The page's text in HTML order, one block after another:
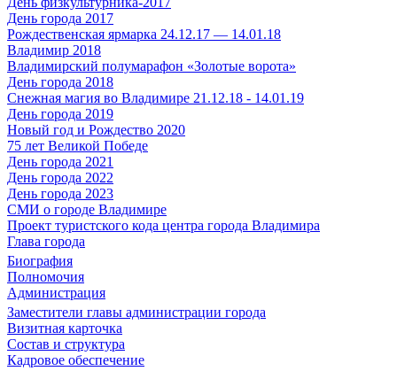
День города 2017
Рождественская ярмарка 24.12.17 — 14.01.18
Владимир 2018
Владимирский полумарафон «Золотые ворота»
День города 2018
Снежная магия во Владимире 21.12.18 - 14.01.19
День города 2019
Новый год и Рождество 2020
75 лет Великой Победе
День города 2021
День города 2022
День города 2023
СМИ о городе Владимире
Проект туристского кода центра города Владимира
Глава города
Биография
Полномочия
Администрация
Заместители главы администрации города
Визитная карточка
Состав и структура
Кадровое обеспечение